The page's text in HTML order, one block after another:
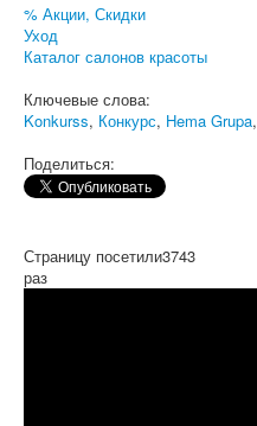
% Акции, Скидки
Уход
Каталог салонов красоты
Ключевые слова:
Konkurss, Конкурс, Hema Grupa,
Поделиться:
Страницу посетили3743
раз